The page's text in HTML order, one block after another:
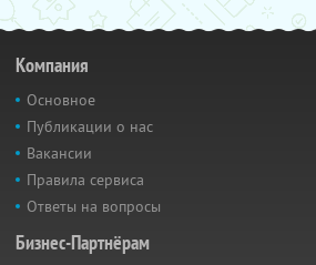
Компания
Основное
Публикации о нас
Вакансии
Правила сервиса
Ответы на вопросы
Бизнес-Партнёрам